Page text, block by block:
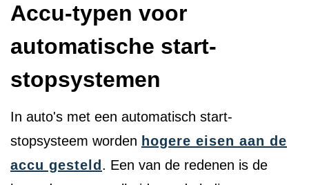
Accu-typen voor
automatische start-
stopsystemen
In auto's met een automatisch start-
stopsysteem worden hogere eisen aan de
accu gesteld . Een van de redenen is de